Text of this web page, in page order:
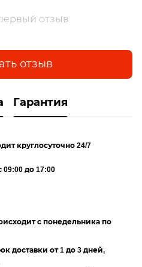
отзыв
отзыв
Гарантия
круглосуточно 24/7
до 17:00
с понедельника по
доставки от 1 до 3 дней,